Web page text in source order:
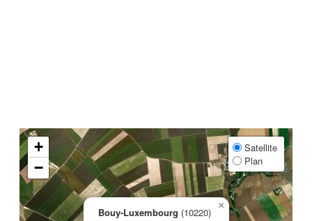
Bouy-Luxembourg (10220)
×
+
−
Satellite
Plan